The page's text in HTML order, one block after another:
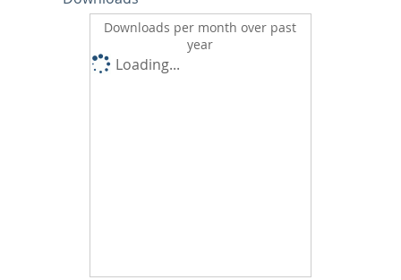
Downloads per month over past
year
Loading...